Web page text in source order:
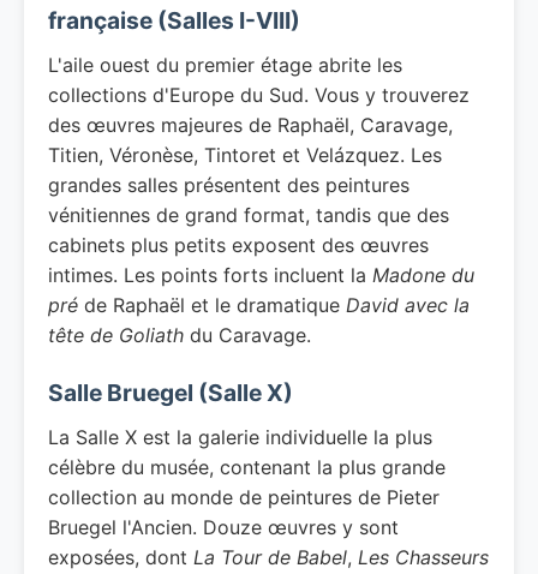
française (Salles I-VIII)
L'aile ouest du premier étage abrite les
collections d'Europe du Sud. Vous y trouverez
des œuvres majeures de Raphaël, Caravage,
Titien, Véronèse, Tintoret et Velázquez. Les
grandes salles présentent des peintures
vénitiennes de grand format, tandis que des
cabinets plus petits exposent des œuvres
intimes. Les points forts incluent la Madone du
pré de Raphaël et le dramatique David avec la
tête de Goliath du Caravage.
Salle Bruegel (Salle X)
La Salle X est la galerie individuelle la plus
célèbre du musée, contenant la plus grande
collection au monde de peintures de Pieter
Bruegel l'Ancien. Douze œuvres y sont
exposées, dont La Tour de Babel, Les Chasseurs